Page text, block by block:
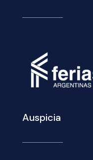
Auspicia